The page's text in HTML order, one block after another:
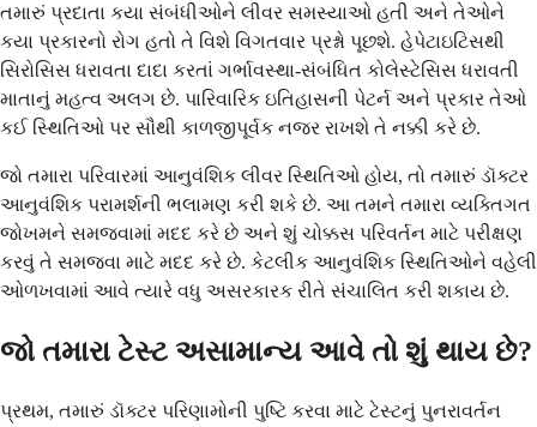
તમારું પ્રદાતા કયા સંબંધીઓને લીવર સમસ્યાઓ હતી અને તેઓને
કયા પ્રકારનો રોગ હતો તે વિશે વિગતવાર પ્રશ્નો પૂછશે. હેપેટાઇટિસથી
સિરોસિસ ધરાવતા દાદા કરતાં ગર્ભાવસ્થા-સંબંધિત કોલેસ્ટેસિસ ધરાવતી
માતાનું મહત્વ અલગ છે. પારિવારિક ઇતિહાસની પેટર્ન અને પ્રકાર તેઓ
કઈ સ્થિતિઓ પર સૌથી કાળજીપૂર્વક નજર રાખશે તે નક્કી કરે છે.
જો તમારા પરિવારમાં આનુવંશિક લીવર સ્થિતિઓ હોય, તો તમારું ડૉક્ટર
આનુવંશિક પરામર્શની ભલામણ કરી શકે છે. આ તમને તમારા વ્યક્તિગત
જોખમને સમજવામાં મદદ કરે છે અને શું ચોક્કસ પરિવર્તન માટે પરીક્ષણ
કરવું તે સમજવા માટે મદદ કરે છે. કેટલીક આનુવંશિક સ્થિતિઓને વહેલી
ઓળખવામાં આવે ત્યારે વધુ અસરકારક રીતે સંચાલિત કરી શકાય છે.
જો તમારા ટેસ્ટ અસામાન્ય આવે તો શું થાય છે?
પ્રથમ, તમારું ડૉક્ટર પરિણામોની પુષ્ટિ કરવા માટે ટેસ્ટનું પુનરાવર્તન